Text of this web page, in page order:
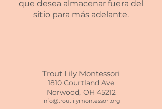
que desea almacenar fuera del
sitio para más adelante.
Trout Lily Montessori
1810 Courtland Ave
Norwood, OH 45212
info@troutlilymontessori.org